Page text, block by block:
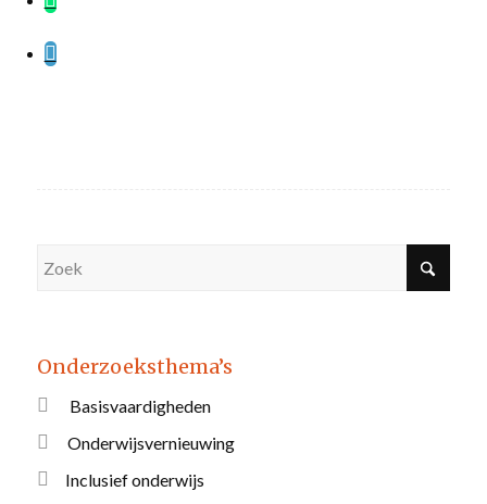
Onderzoeksthema’s
Basisvaardigheden
Onderwijsvernieuwing
Inclusief onderwijs